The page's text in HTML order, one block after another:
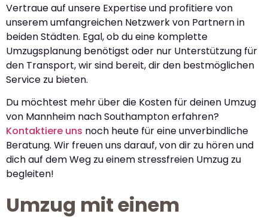
Vertraue auf unsere Expertise und profitiere von
unserem umfangreichen Netzwerk von Partnern in
beiden Städten. Egal, ob du eine komplette
Umzugsplanung benötigst oder nur Unterstützung für
den Transport, wir sind bereit, dir den bestmöglichen
Service zu bieten.
Du möchtest mehr über die Kosten für deinen Umzug
von Mannheim nach Southampton erfahren?
Kontaktiere uns noch heute für eine unverbindliche
Beratung. Wir freuen uns darauf, von dir zu hören und
dich auf dem Weg zu einem stressfreien Umzug zu
begleiten!
Umzug mit einem